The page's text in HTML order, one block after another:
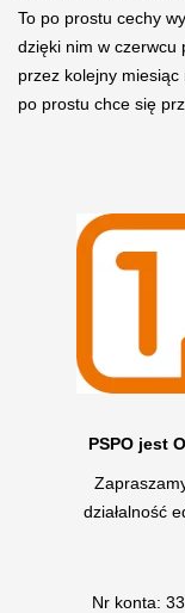
To po prostu cechy
dzięki nim w czerwcu
przez kolejny
po prostu chce się
PSPO jest
działalność
Nr konta: